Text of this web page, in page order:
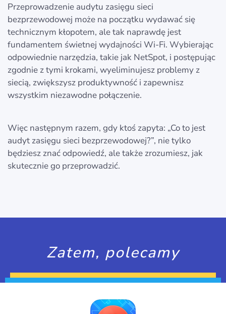
Przeprowadzenie audytu zasięgu sieci
bezprzewodowej może na początku wydawać się
technicznym kłopotem, ale tak naprawdę jest
fundamentem świetnej wydajności Wi‑Fi. Wybierając
odpowiednie narzędzia, takie jak NetSpot, i postępując
zgodnie z tymi krokami, wyeliminujesz problemy z
siecią, zwiększysz produktywność i zapewnisz
wszystkim niezawodne połączenie.
Więc następnym razem, gdy ktoś zapyta: „Co to jest
audyt zasięgu sieci bezprzewodowej?”, nie tylko
będziesz znać odpowiedź, ale także zrozumiesz, jak
skutecznie go przeprowadzić.
Zatem, polecamy